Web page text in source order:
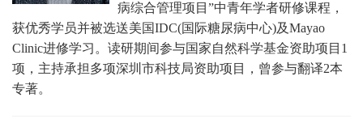
病综合管理项目”中青年学者研修课程，
获优秀学员并被选送美国IDC(国际糖尿病中心)及Mayao
Clinic进修学习。 读研期间参与国家自然科学基金资助项目1
项，主持承担多项深圳市科技局资助项目，曾参与翻译2本
专著。